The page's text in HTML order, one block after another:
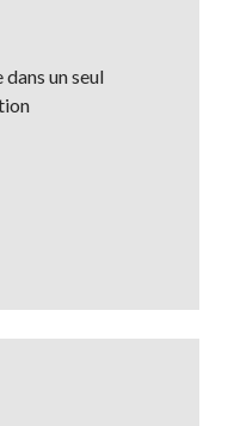
un seul